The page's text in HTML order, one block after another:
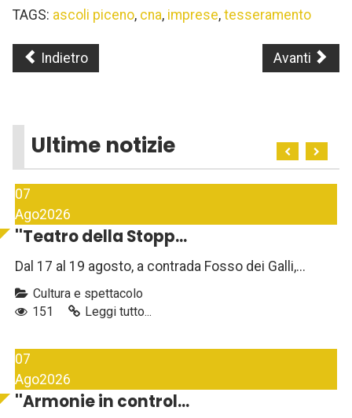
TAGS: ascoli piceno, cna, imprese, tesseramento
Indietro Avanti
Ultime notizie
07
Ago2026
''Teatro della Stopp...
Dal 17 al 19 agosto, a contrada Fosso dei Galli,...
Cultura e spettacolo
151
Leggi tutto...
07
Ago2026
''Armonie in control...